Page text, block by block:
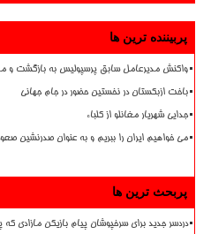
پربیننده ترین ها
واکنش مدیرعامل سابق پرسپولیس به بازگشت و
باخت ازبکستان در نخستین حضور در جام جهانی
جدایی شهریار مغانلو از کلباء
می خواهیم ایران را ببریم و به عنوان صدرنشین
پربحث ترین ها
دردسر جدید برای سرخپوشان پیام بازیکن مازادی که